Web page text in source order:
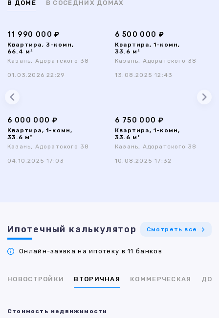
В ДОМЕ В СОСЕДНИХ ДОМАХ
11 990 000 ₽
Квартира, 3-комн,
66.4 м²
Казань, Адоратского 38
01.03.2026 22:29
6 500 000 ₽
Квартира, 1-комн,
33.6 м²
Казань, Адоратского 38
13.08.2025 12:43
6 000 000 ₽
Квартира, 1-комн,
33.6 м²
Казань, Адоратского 38
04.10.2025 17:03
6 750 000 ₽
Квартира, 1-комн,
33.6 м²
Казань, Адоратского 38
10.08.2025 17:32
Ипотечный калькулятор Смотреть все
Онлайн-заявка на ипотеку в 11 банков
НОВОСТРОЙКИ ВТОРИЧНАЯ КОММЕРЧЕСКАЯ ДОМ
Стоимость недвижимости